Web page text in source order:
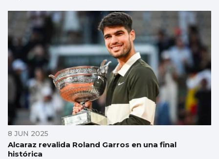
8 JUN 2025
Alcaraz revalida Roland Garros en una final
histórica